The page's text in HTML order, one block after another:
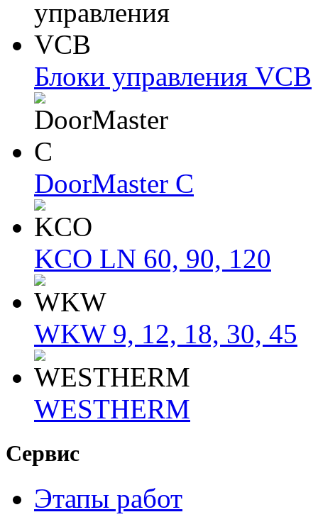
Блоки упрaвлeния VCB
DoorMaster C
KCO LN 60, 90, 120
WKW 9, 12, 18, 30, 45
WESTHERM
Сервис
Этапы работ